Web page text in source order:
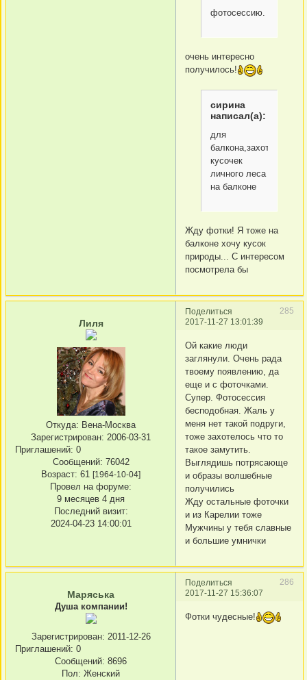
фотосессию.
очень интересно
получилось!
сирина
написал(а):
для
балкона,захотелось
кусочек
личного леса
на балконе
Жду фотки! Я тоже на
балконе хочу кусок
природы... С интересом
посмотрела бы
Поделиться
285
2017-11-27 13:01:39
Лиля
Откуда: Вена-Москва
Зарегистрирован: 2006-03-31
Приглашений: 0
Сообщений: 76042
Возраст: 61 [1964-10-04]
Провел на форуме:
9 месяцев 4 дня
Последний визит:
2024-04-23 14:00:01
Ой какие люди
заглянули. Очень рада
твоему появлению, да
еще и с фоточками.
Супер. Фотосессия
бесподобная. Жаль у
меня нет такой подруги,
тоже захотелось что то
такое замутить.
Выглядишь потрясающе
и образы волшебные
получились
Жду остальные фоточки
и из Карелии тоже
Мужчины у тебя славные
и большие умнички
Поделиться
286
2017-11-27 15:36:07
Маряська
Душа компании!
Зарегистрирован: 2011-12-26
Приглашений: 0
Сообщений: 8696
Пол: Женский
Фотки чудесные!